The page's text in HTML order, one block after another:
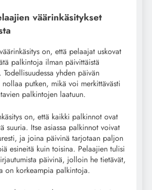
väärinkäsitykset
on, että pelaajat uskovat
palkintoja ilman päivittäistä
Todellisuudessa yhden päivän
nollaa putken, mikä voi merkittävästi
palkintojen laatuun.
on, että kaikki palkinnot ovat
suuria. Itse asiassa palkinnot voivat
ja joina päivinä tarjotaan paljon
esineitä kuin toisina. Pelaajien tulisi
päivinä, jolloin he tietävät,
on korkeampia palkintoja.